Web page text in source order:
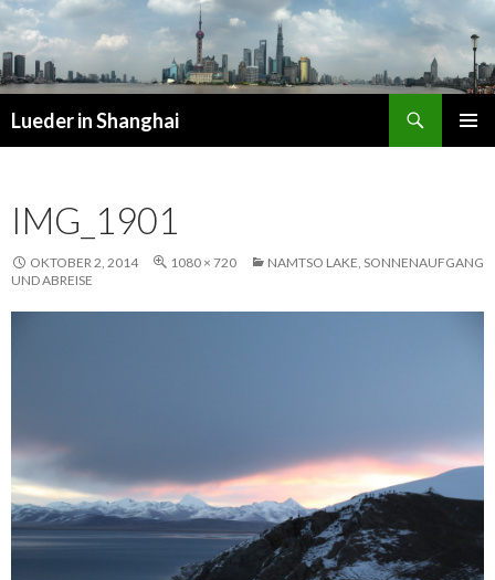
Lueder in Shanghai
IMG_1901
OKTOBER 2, 2014 1080 × 720
NAMTSO LAKE, SONNENAUFGANG
UND ABREISE